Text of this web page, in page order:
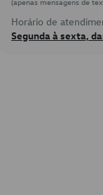
Horário de
Segunda à sexta,